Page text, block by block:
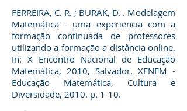
FERREIRA, C. R. ; BURAK, D. . Modelagem
Matemática - uma experiencia com a
formação continuada de professores
utilizando a formação a distância online.
In: X Encontro Nacional de Educação
Matemática, 2010, Salvador. XENEM -
Educação Matemática, Cultura e
Diversidade, 2010. p. 1-10.